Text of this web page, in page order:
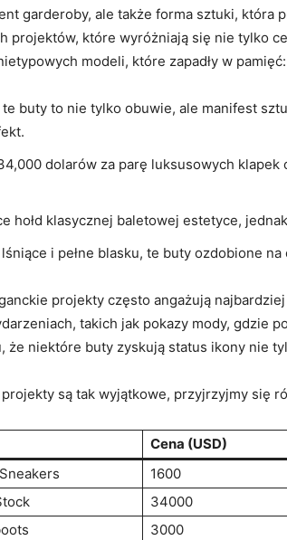
garderoby, ale także forma sztuki, która
projektów, które wyróżniają się nie tylko
modeli, które zapadły w pamięć:
te buty to nie tylko obuwie, ale manifest
dolarów za parę luksusowych
hołd klasycznej baletowej estetyce,
i pełne blasku, te buty ozdobione
projekty często angażują
takich jak pokazy mody, gdzie
że niektóre buty zyskują status ikony nie
są tak wyjątkowe, przyjrzyjmy się
Cena (USD)
1600
34000
3000